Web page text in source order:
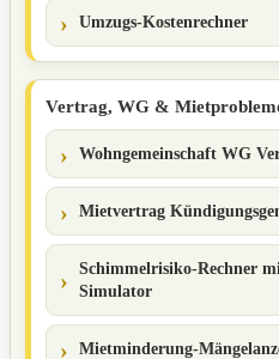
Umzugs-Kostenrechner
Vertrag, WG &
Wohngemeinschaft WG
Mietvertrag
Schimmelrisiko-Rechner
Simulator
Mietminderung-